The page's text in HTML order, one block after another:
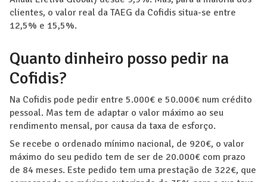
clientes, o valor real da TAEG da Cofidis situa-se entre
12,5% e 15,5%.
Quanto dinheiro posso pedir na
Cofidis?
Na Cofidis pode pedir entre 5.000€ e 50.000€ num crédito
pessoal. Mas tem de adaptar o valor máximo ao seu
rendimento mensal, por causa da taxa de esforço.
Se recebe o ordenado mínimo nacional, de 920€, o valor
máximo do seu pedido tem de ser de 20.000€ com prazo
de 84 meses. Este pedido tem uma prestação de 322€, que